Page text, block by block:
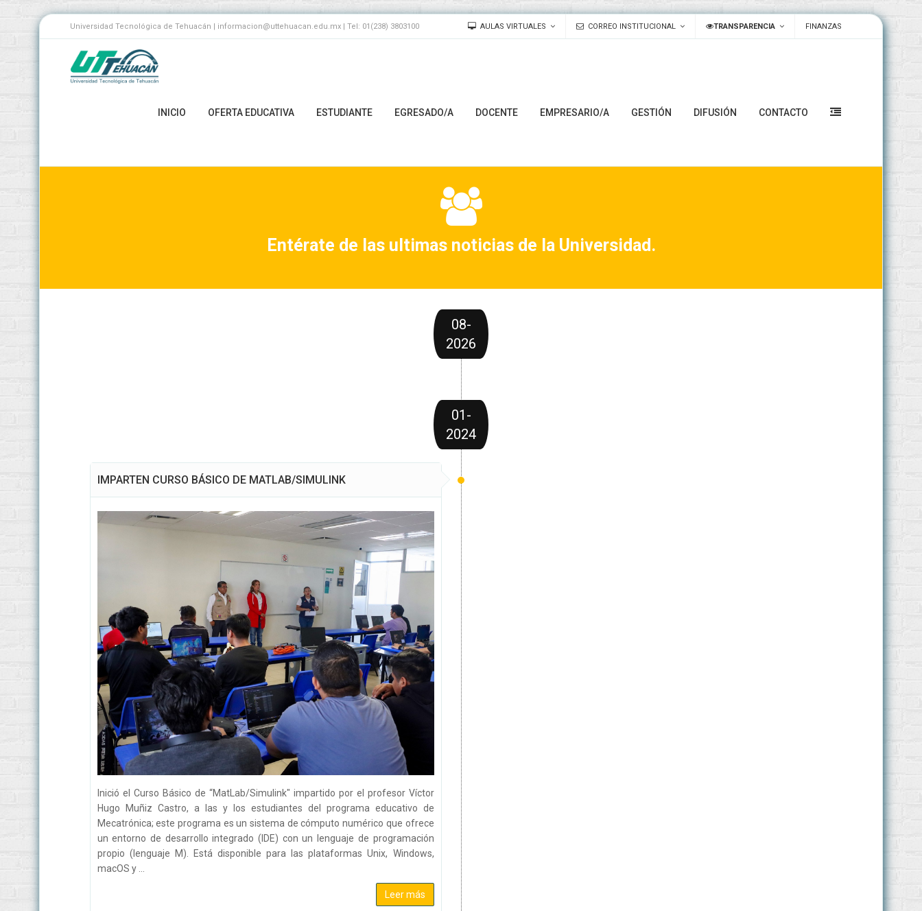
Universidad Tecnológica de Tehuacán | informacion@uttehuacan.edu.mx | Tel: 01(238) 3803100 AULAS VIRTUALES CORREO INSTITUCIONAL TRANSPARENCIA FINANZAS
INICIO OFERTA EDUCATIVA ESTUDIANTE EGRESADO/A DOCENTE EMPRESARIO/A GESTIÓN DIFUSIÓN CONTACTO
Entérate de las ultimas noticias de la Universidad.
08-
2026
01-
2024
IMPARTEN CURSO BÁSICO DE MATLAB/SIMULINK
Inició el Curso Básico de “MatLab/Simulink" impartido por el profesor Víctor
Hugo Muñiz Castro, a las y los estudiantes del programa educativo de
Mecatrónica; este programa es un sistema de cómputo numérico que ofrece
un entorno de desarrollo integrado (IDE) con un lenguaje de programación
propio (lenguaje M). Está disponible para las plataformas Unix, Windows,
macOS y ...
Leer más